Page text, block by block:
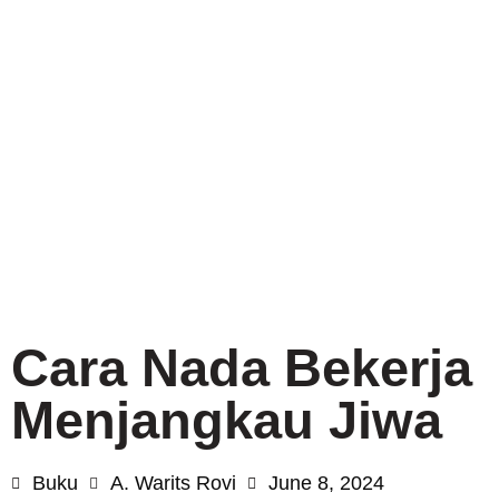
Cara Nada Bekerja
Menjangkau Jiwa
Buku A. Warits Rovi June 8, 2024